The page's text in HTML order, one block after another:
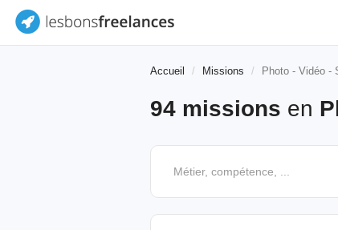
Accueil Missions Photo - Vidéo -
94 missions en